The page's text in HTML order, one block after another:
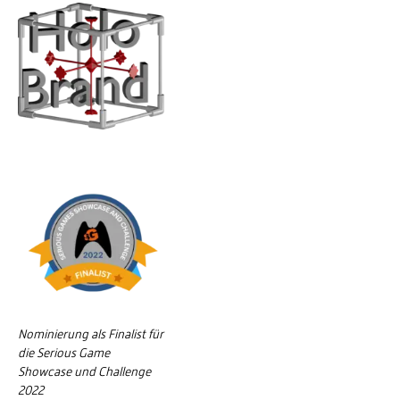
Nominierung als Finalist für
die Serious Game
Showcase und Challenge
2022